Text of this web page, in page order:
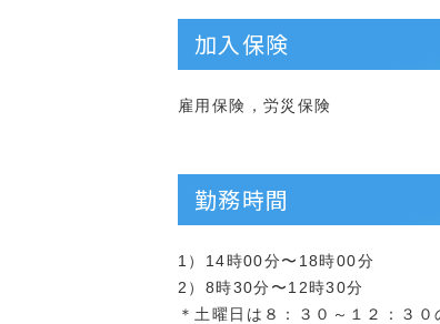
加入保険
雇用保険，労災保険
勤務時間
1）14時00分〜18時00分
2）8時30分〜12時30分
＊土曜日は８：３０～１２：３